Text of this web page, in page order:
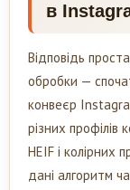
в
Відповідь
обробки —
конвеєр
різних профілів
HEIF і колірних
дані алгоритм